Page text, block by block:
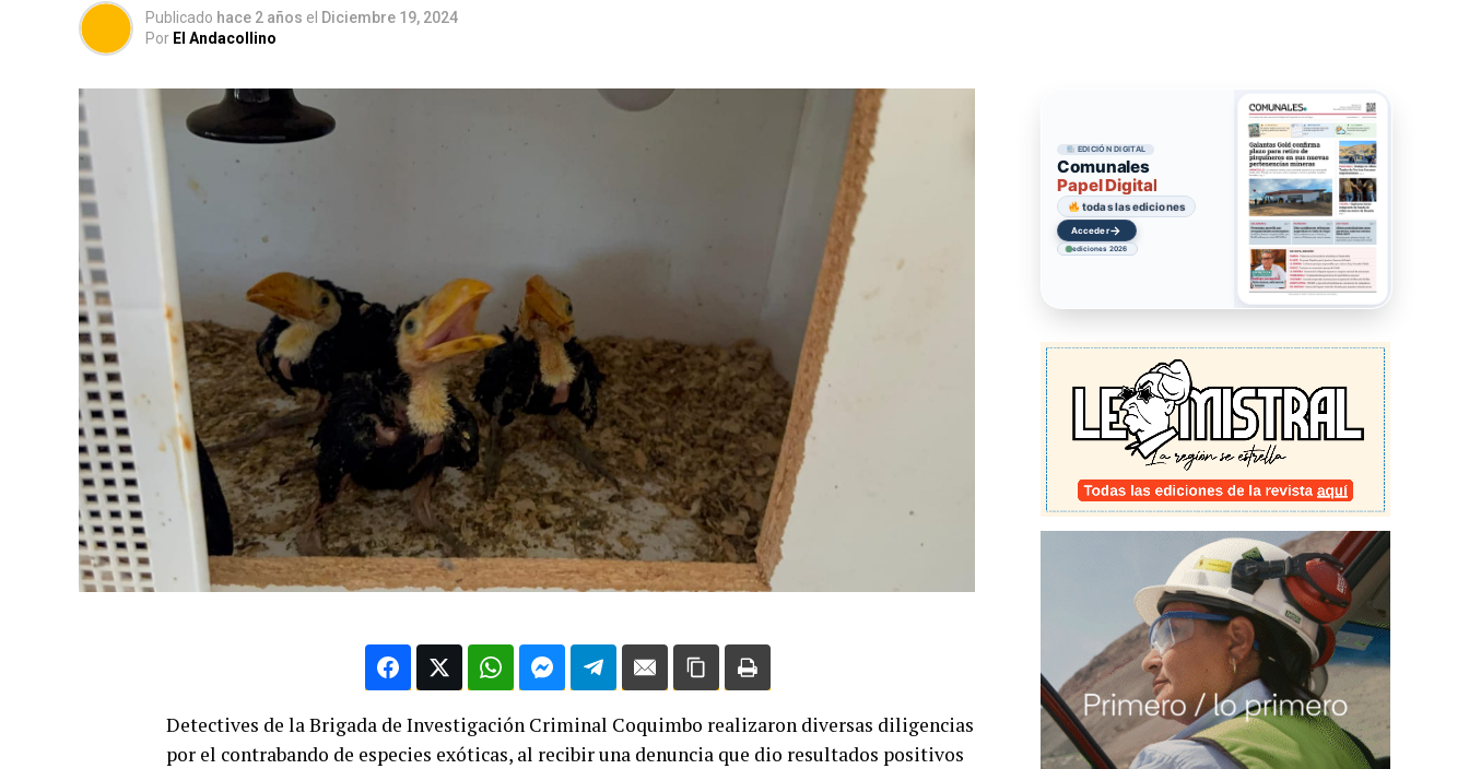
Publicado hace 2 años el Diciembre 19, 2024
Por El Andacollino
Detectives de la Brigada de Investigación Criminal Coquimbo realizaron diversas diligencias
por el contrabando de especies exóticas, al recibir una denuncia que dio resultados positivos
EDICIÓN DIGITAL
Comunales
Papel Digital
todas las ediciones
Acceder→
ediciones 2026